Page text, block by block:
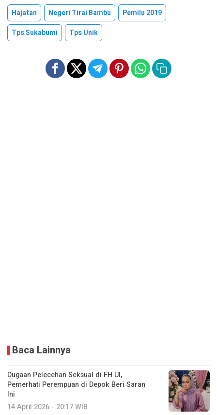
Hajatan Negeri Tirai Bambu
Pemilu 2019
Tps Sukabumi
Tps Unik
Baca Lainnya
Dugaan Pelecehan Seksual di FH UI,
Pemerhati Perempuan di Depok Beri Saran
Ini
14 April 2026 - 20:17 WIB